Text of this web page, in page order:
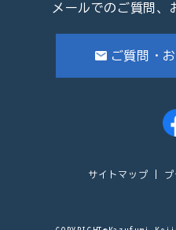
メールでのご質問、
ご質問・
サイトマップ